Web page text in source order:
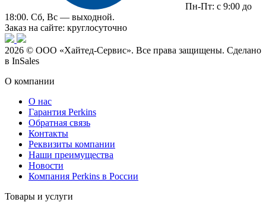
Пн-Пт: с 9:00 до
18:00. Сб, Вс — выходной.
Заказ на сайте: круглосуточно
2026 © ООО «Хайтед-Сервис». Все права защищены. Сделано
в InSales
О компании
О нас
Гарантия Perkins
Обратная связь
Контакты
Реквизиты компании
Наши преимущества
Новости
Компания Perkins в России
Товары и услуги